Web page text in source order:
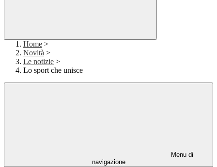
Home >
Novità >
Le notizie >
Lo sport che unisce
Menu di
navigazione